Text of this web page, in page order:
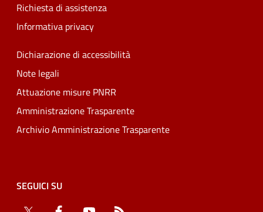
Richiesta di assistenza
Informativa privacy
Dichiarazione di accessibilità
Note legali
Attuazione misure PNRR
Amministrazione Trasparente
Archivio Amministrazione Trasparente
SEGUICI SU